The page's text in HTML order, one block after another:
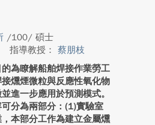
/100/ 碩士
指導教授： 蔡朋枝
為瞭解船舶焊接作業勞工
燻煙微粒與反應性氧化物
進一步應用於預測模式。
分為兩部分：(1)實驗室
本部分工作為建立金屬燻